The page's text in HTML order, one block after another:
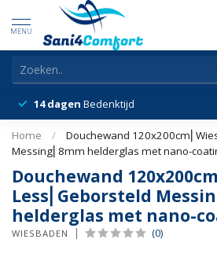
MENU
14 dagen Bedenktijd
Home /
Douchewand
Messing⎢8mm helderglas met nano-
Douchewand
Less⎢Geborsteld
helderglas met nano-
WIESBADEN (0)